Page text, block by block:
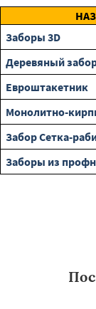
Заборы 3D
Деревяный
Евроштакетник
Монолитно-
Забор Сетка-
Заборы из